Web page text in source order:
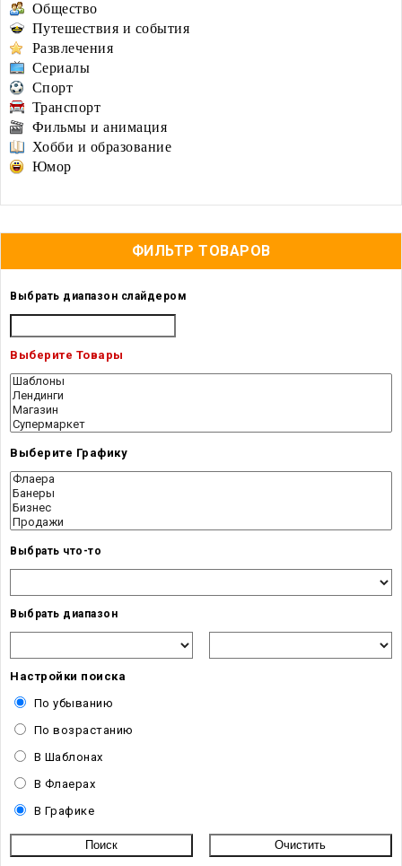
Общество
Путешествия и события
Развлечения
Сериалы
Спорт
Транспорт
Фильмы и анимация
Хобби и образование
Юмор
ФИЛЬТР ТОВАРОВ
Выбрать диапазон слайдером
Выберите Товары
Выберите Графику
Выбрать что-то
Выбрать диапазон
Настройки поиска
По убыванию
По возрастанию
В Шаблонах
В Флаерах
В Графике